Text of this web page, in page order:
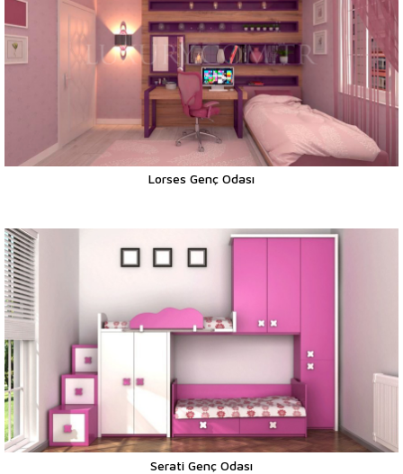
Lorses Genç Odası
Serati Genç Odası